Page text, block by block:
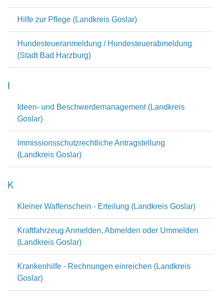
Hilfe zur Pflege (Landkreis Goslar)
Hundesteueranmeldung / Hundesteuerabmeldung
(Stadt Bad Harzburg)
I
Ideen- und Beschwerdemanagement (Landkreis
Goslar)
Immissionsschutzrechtliche Antragstellung
(Landkreis Goslar)
K
Kleiner Waffenschein - Erteilung (Landkreis Goslar)
Kraftfahrzeug Anmelden, Abmelden oder Ummelden
(Landkreis Goslar)
Krankenhilfe - Rechnungen einreichen (Landkreis
Goslar)